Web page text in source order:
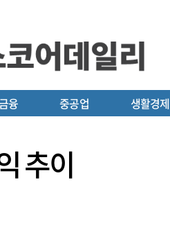
융 중공업 생활경제
추이